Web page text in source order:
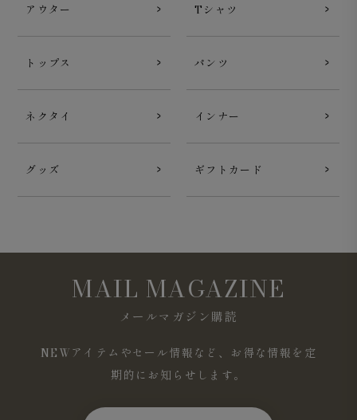
アウター Tシャツ
トップス パンツ
ネクタイ インナー
グッズ ギフトカード
MAIL MAGAZINE
メールマガジン購読
NEWアイテムやセール情報など、お得な情報を定
期的にお知らせします。